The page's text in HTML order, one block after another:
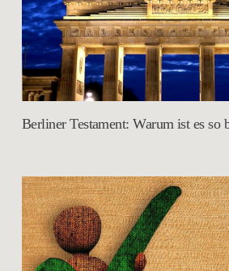
Berliner Testament: Warum ist es so